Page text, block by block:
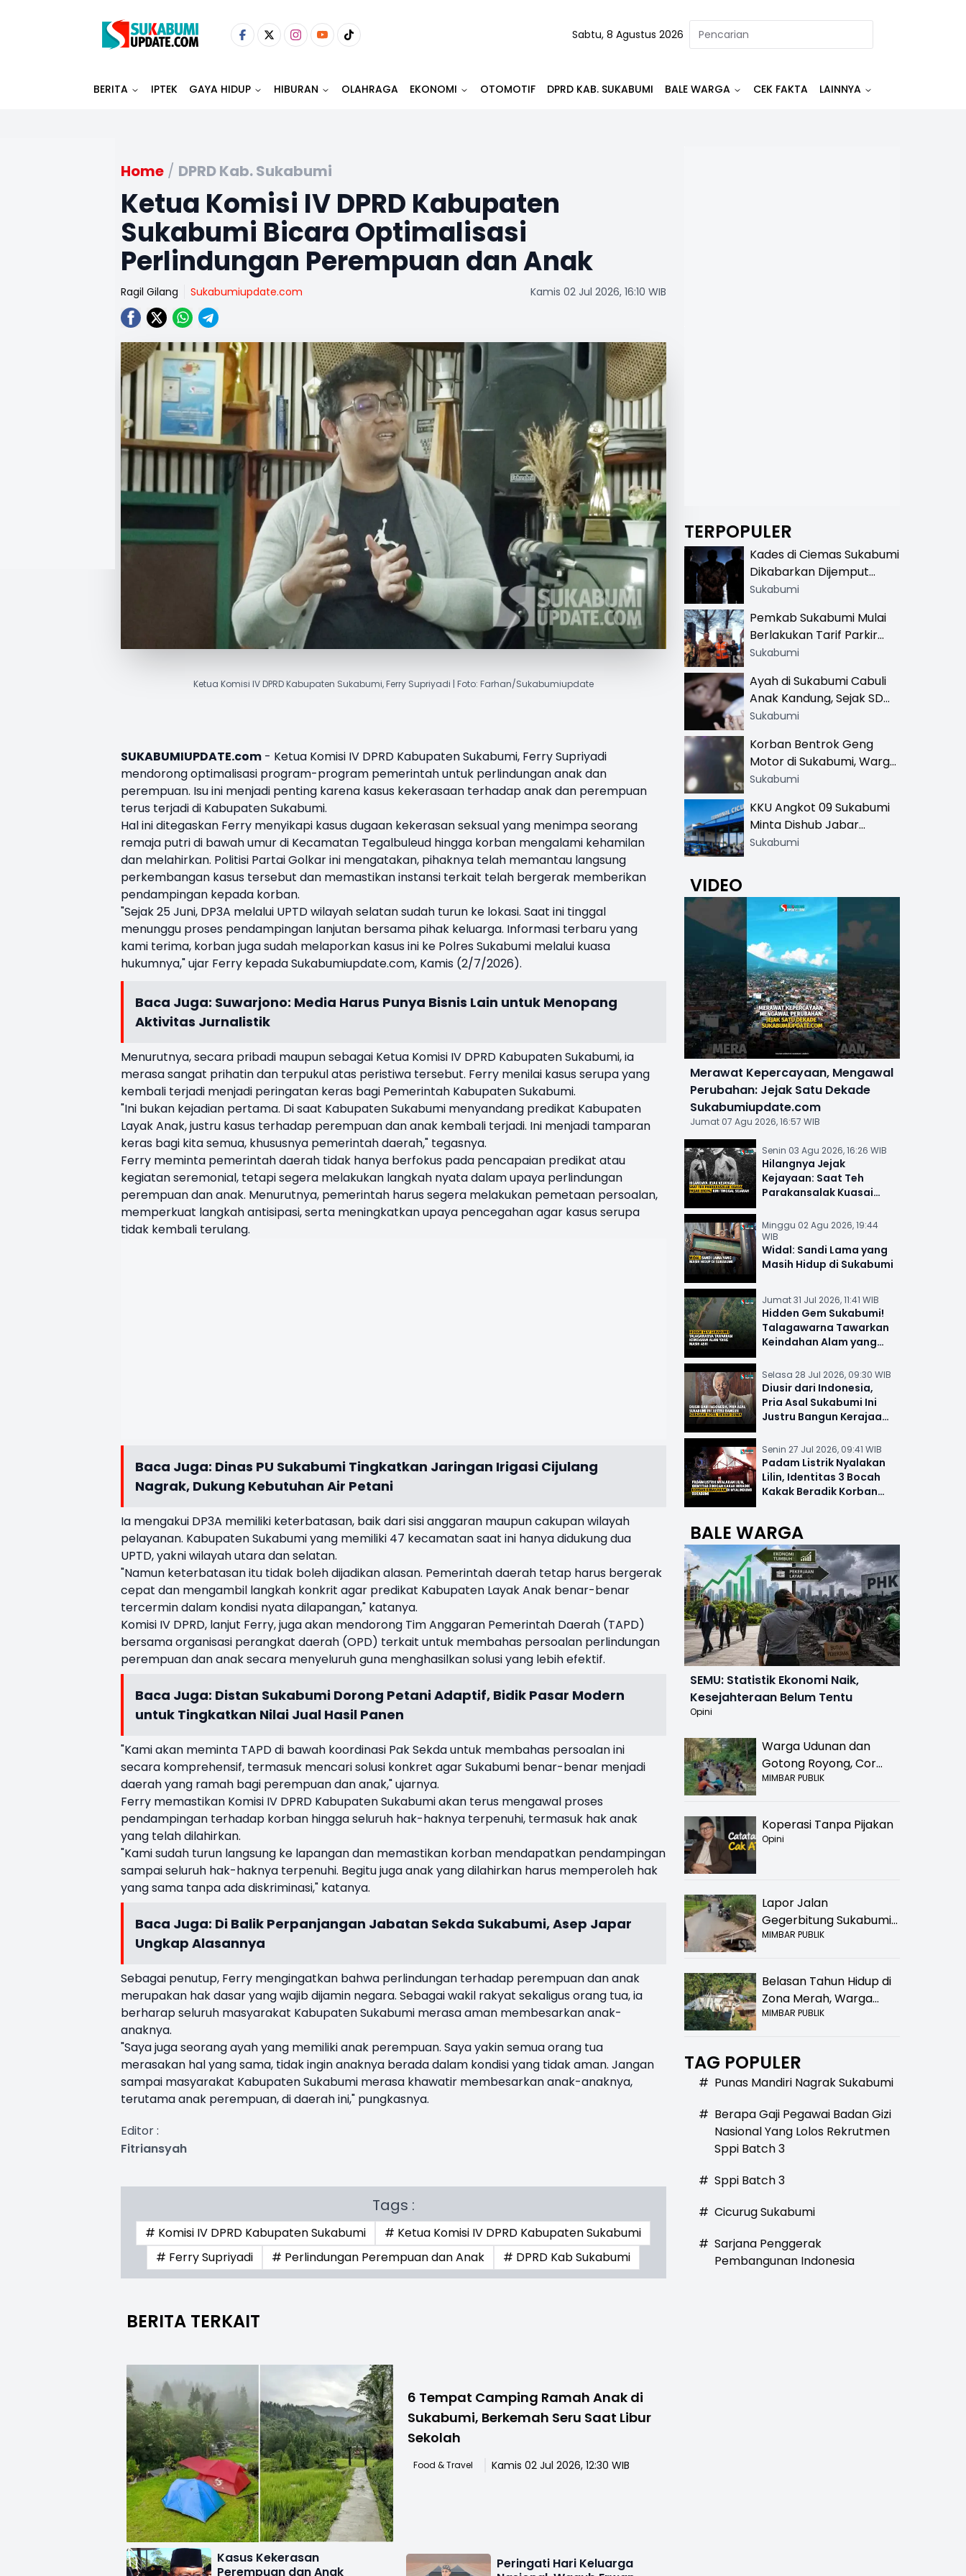
Sabtu, 8 Agustus 2026
BERITA IPTEK GAYA HIDUP HIBURAN OLAHRAGA EKONOMI OTOMOTIF DPRD KAB. SUKABUMI BALE WARGA CEK FAKTA LAINNYA
Home / DPRD Kab. Sukabumi
Ketua Komisi IV DPRD Kabupaten
Sukabumi Bicara Optimalisasi
Perlindungan Perempuan dan Anak
Ragil Gilang Sukabumiupdate.com Kamis 02 Jul 2026, 16:10 WIB
Ketua Komisi IV DPRD Kabupaten Sukabumi, Ferry Supriyadi | Foto: Farhan/Sukabumiupdate
SUKABUMIUPDATE.com - Ketua Komisi IV DPRD Kabupaten Sukabumi, Ferry Supriyadi
mendorong optimalisasi program-program pemerintah untuk perlindungan anak dan
perempuan. Isu ini menjadi penting karena kasus kekerasaan terhadap anak dan perempuan
terus terjadi di Kabupaten Sukabumi.
Hal ini ditegaskan Ferry menyikapi kasus dugaan kekerasan seksual yang menimpa seorang
remaja putri di bawah umur di Kecamatan Tegalbuleud hingga korban mengalami kehamilan
dan melahirkan. Politisi Partai Golkar ini mengatakan, pihaknya telah memantau langsung
perkembangan kasus tersebut dan memastikan instansi terkait telah bergerak memberikan
pendampingan kepada korban.
"Sejak 25 Juni, DP3A melalui UPTD wilayah selatan sudah turun ke lokasi. Saat ini tinggal
menunggu proses pendampingan lanjutan bersama pihak keluarga. Informasi terbaru yang
kami terima, korban juga sudah melaporkan kasus ini ke Polres Sukabumi melalui kuasa
hukumnya," ujar Ferry kepada Sukabumiupdate.com, Kamis (2/7/2026).
Baca Juga: Suwarjono: Media Harus Punya Bisnis Lain untuk Menopang
Aktivitas Jurnalistik
Menurutnya, secara pribadi maupun sebagai Ketua Komisi IV DPRD Kabupaten Sukabumi, ia
merasa sangat prihatin dan terpukul atas peristiwa tersebut. Ferry menilai kasus serupa yang
kembali terjadi menjadi peringatan keras bagi Pemerintah Kabupaten Sukabumi.
"Ini bukan kejadian pertama. Di saat Kabupaten Sukabumi menyandang predikat Kabupaten
Layak Anak, justru kasus terhadap perempuan dan anak kembali terjadi. Ini menjadi tamparan
keras bagi kita semua, khususnya pemerintah daerah," tegasnya.
Ferry meminta pemerintah daerah tidak hanya berfokus pada pencapaian predikat atau
kegiatan seremonial, tetapi segera melakukan langkah nyata dalam upaya perlindungan
perempuan dan anak. Menurutnya, pemerintah harus segera melakukan pemetaan persoalan,
memperkuat langkah antisipasi, serta meningkatkan upaya pencegahan agar kasus serupa
tidak kembali terulang.
Baca Juga: Dinas PU Sukabumi Tingkatkan Jaringan Irigasi Cijulang
Nagrak, Dukung Kebutuhan Air Petani
Ia mengakui DP3A memiliki keterbatasan, baik dari sisi anggaran maupun cakupan wilayah
pelayanan. Kabupaten Sukabumi yang memiliki 47 kecamatan saat ini hanya didukung dua
UPTD, yakni wilayah utara dan selatan.
"Namun keterbatasan itu tidak boleh dijadikan alasan. Pemerintah daerah tetap harus bergerak
cepat dan mengambil langkah konkrit agar predikat Kabupaten Layak Anak benar-benar
tercermin dalam kondisi nyata dilapangan," katanya.
Komisi IV DPRD, lanjut Ferry, juga akan mendorong Tim Anggaran Pemerintah Daerah (TAPD)
bersama organisasi perangkat daerah (OPD) terkait untuk membahas persoalan perlindungan
perempuan dan anak secara menyeluruh guna menghasilkan solusi yang lebih efektif.
Baca Juga: Distan Sukabumi Dorong Petani Adaptif, Bidik Pasar Modern
untuk Tingkatkan Nilai Jual Hasil Panen
"Kami akan meminta TAPD di bawah koordinasi Pak Sekda untuk membahas persoalan ini
secara komprehensif, termasuk mencari solusi konkret agar Sukabumi benar-benar menjadi
daerah yang ramah bagi perempuan dan anak," ujarnya.
Ferry memastikan Komisi IV DPRD Kabupaten Sukabumi akan terus mengawal proses
pendampingan terhadap korban hingga seluruh hak-haknya terpenuhi, termasuk hak anak
yang telah dilahirkan.
"Kami sudah turun langsung ke lapangan dan memastikan korban mendapatkan pendampingan
sampai seluruh hak-haknya terpenuhi. Begitu juga anak yang dilahirkan harus memperoleh hak
yang sama tanpa ada diskriminasi," katanya.
Baca Juga: Di Balik Perpanjangan Jabatan Sekda Sukabumi, Asep Japar
Ungkap Alasannya
Sebagai penutup, Ferry mengingatkan bahwa perlindungan terhadap perempuan dan anak
merupakan hak dasar yang wajib dijamin negara. Sebagai wakil rakyat sekaligus orang tua, ia
berharap seluruh masyarakat Kabupaten Sukabumi merasa aman membesarkan anak-
anaknya.
"Saya juga seorang ayah yang memiliki anak perempuan. Saya yakin semua orang tua
merasakan hal yang sama, tidak ingin anaknya berada dalam kondisi yang tidak aman. Jangan
sampai masyarakat Kabupaten Sukabumi merasa khawatir membesarkan anak-anaknya,
terutama anak perempuan, di daerah ini," pungkasnya.
Editor :
Fitriansyah
Tags :
# Komisi IV DPRD Kabupaten Sukabumi
# Ketua Komisi IV DPRD Kabupaten Sukabumi
# Ferry Supriyadi
# Perlindungan Perempuan dan Anak # DPRD Kab Sukabumi
BERITA TERKAIT
6 Tempat Camping Ramah Anak di
Sukabumi, Berkemah Seru Saat Libur
Sekolah
Food & Travel Kamis 02 Jul 2026, 12:30 WIB
Kasus Kekerasan
Perempuan dan Anak
Peringati Hari Keluarga
TERPOPULER
Kades di Ciemas Sukabumi
Dikabarkan Dijemput
Satnarkoba, Polisi
Sukabumi
Pemkab Sukabumi Mulai
Berlakukan Tarif Parkir
Resmi di 13 Lokasi Wisata,
Khusus
Sukabumi
Ayah di Sukabumi Cabuli
Anak Kandung, Sejak SD
Hingga SMA
Sukabumi
Korban Bentrok Geng
Motor di Sukabumi, Warga
dan Sopir Tangki
Sukabumi
KKU Angkot 09 Sukabumi
Minta Dishub Jabar
Tertibkan Trayek Ciawi-
Sukabumi
VIDEO
Merawat Kepercayaan, Mengawal
Perubahan: Jejak Satu Dekade
Sukabumiupdate.com
Jumat 07 Agu 2026, 16:57 WIB
Senin 03 Agu 2026, 16:26 WIB
Hilangnya Jejak
Kejayaan: Saat Teh
Parakansalak Kuasai
Sejarah
Minggu 02 Agu 2026, 19:44
WIB
Widal: Sandi Lama yang
Masih Hidup di Sukabumi
Jumat 31 Jul 2026, 11:41 WIB
Hidden Gem Sukabumi!
Talagawarna Tawarkan
Keindahan Alam yang
Selasa 28 Jul 2026, 09:30 WIB
Diusir dari Indonesia,
Pria Asal Sukabumi Ini
Justru Bangun Kerajaan
Senin 27 Jul 2026, 09:41 WIB
Padam Listrik Nyalakan
Lilin, Identitas 3 Bocah
Kakak Beradik Korban
BALE WARGA
SEMU: Statistik Ekonomi Naik,
Kesejahteraan Belum Tentu
Opini
Warga Udunan dan
Gotong Royong, Cor
Jalan Hancur di
MIMBAR PUBLIK
Koperasi Tanpa Pijakan
Opini
Lapor Jalan
Gegerbitung Sukabumi
Bolong! Bahaya Bagi
MIMBAR PUBLIK
Belasan Tahun Hidup di
Zona Merah, Warga
Kampung Nangewer
Relokasi
MIMBAR PUBLIK
TAG POPULER
# Punas Mandiri Nagrak Sukabumi
# Berapa Gaji Pegawai Badan Gizi
Nasional Yang Lolos Rekrutmen
Sppi Batch 3
# Sppi Batch 3
# Cicurug Sukabumi
# Sarjana Penggerak
Pembangunan Indonesia